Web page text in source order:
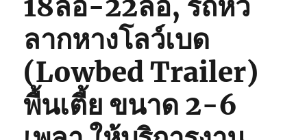
18ล้อ-22ล้อ, รถหัว
ลากหางโลว์เบด
(Lowbed Trailer)
พื้นเตี้ย ขนาด 2-6